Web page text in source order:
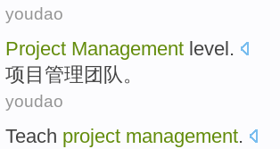
youdao
Project Management level.
项目管理 团队。
youdao
Teach project management.